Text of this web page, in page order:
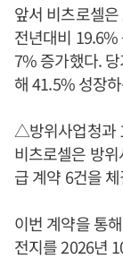
앞서 비츠로셀
전년대비
7% 증가했다.
해 41.5% 성장
△방위사업청과
비츠로셀은 방
급 계약 6건을
이번 계약을 통
전지를 2026년